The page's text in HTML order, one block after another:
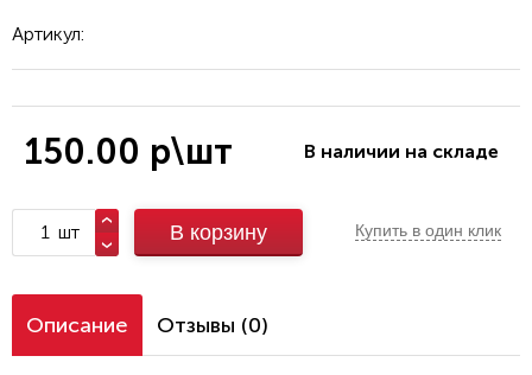
Артикул:
150.00 р\шт В наличии на складе
шт В корзину Купить в один клик
Описание Отзывы (0)